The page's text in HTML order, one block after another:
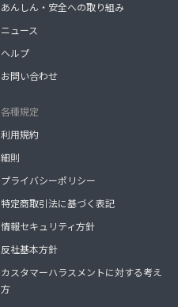
あんしん・安全への取り組み
ニュース
ヘルプ
お問い合わせ
各種規定
利用規約
細則
プライバシーポリシー
特定商取引法に基づく表記
情報セキュリティ方針
反社基本方針
カスタマーハラスメントに対する考え
方